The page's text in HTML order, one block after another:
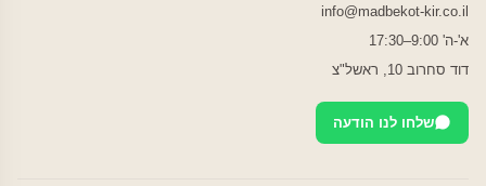
info@madbekot-kir.co.il
א'-ה' 9:00–17:30
דוד סחרוב 10, ראשל"צ
שלחו לנו הודעה